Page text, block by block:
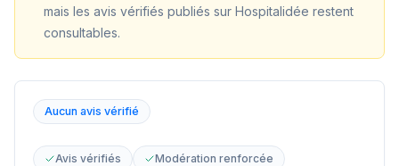
mais les avis vérifiés publiés sur Hospitalidée restent
consultables.
Aucun avis vérifié
Avis vérifiés
Modération renforcée